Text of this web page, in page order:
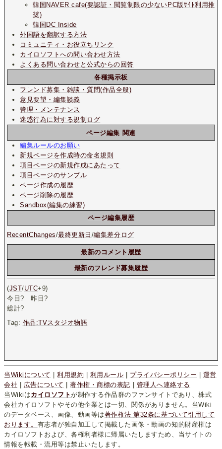
韓国NAVER cafe(要認証・閲覧制限の少ないPC版ｻｲﾄ利用推
奨)
韓国DC Inside
外国語を翻訳する方法
コミュニティ・お役立ちリンク
カイロソフトへの問い合わせ方法
よくある問い合わせと公式からの回答
各種掲示板
フレンド募集・雑談・質問(作品全般)
意見要望・編集談義
管理・メンテナンス
迷惑行為に対する規制ログ
ページ編集 関連
編集ルールのお願い
新規ページを作成時の命名規則
項目ページの新規作成にあたって
項目ページのサンプル
ページ作成の履歴
ページ削除の履歴
Sandbox(編集の練習)
ページ編集履歴
RecentChanges/最終更新日 /編集差分ログ
最新のコメント履歴
最新のフレンド募集履歴
(JST/UTC+9)
今日? 昨日?
総計?
Tag: 作品:TVスタジオ物語
当Wikiについて |利用規約 | 利用ルール | プライバシーポリシー | 運営
会社 | 広告について |著作権・商標の表記 | 管理人へ連絡する
当Wikiはカイロソフトが制作する作品群のファンサイトであり、株式
会社カイロソフトやその他企業とは一切、関係がありません。当Wiki
のデータベース、画像、動画等は著作権法 第32条に基づいて引用して
おります。 有志者が独自加工して掲載した画像・動画の知的財産権は
カイロソフトおよび、各権利者様に帰属いたしますため、当サイトの
情報を転載・流用等は禁止いたします。